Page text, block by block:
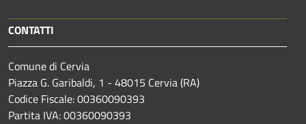
CONTATTI
Comune di Cervia
Piazza G. Garibaldi, 1 - 48015 Cervia (RA)
Codice Fiscale: 00360090393
Partita IVA: 00360090393